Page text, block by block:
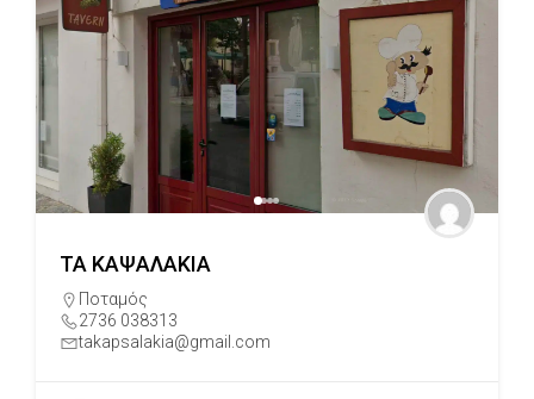
ΤΑ ΚΑΨΑΛΑΚΙΑ
Ποταμός
2736 038313
takapsalakia@gmail.com